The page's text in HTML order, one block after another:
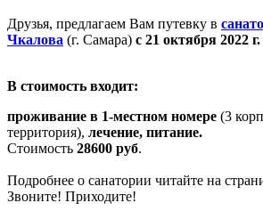
Друзья, предлагаем Вам путевку в
Чкалова (г. Самара) с 21 октября 2022
В стоимость входит:
проживание в 1-местном номере (3
территория), лечение, питание.
Стоимость 28600 руб.
Подробнее о санатории читайте на
Звоните! Приходите!